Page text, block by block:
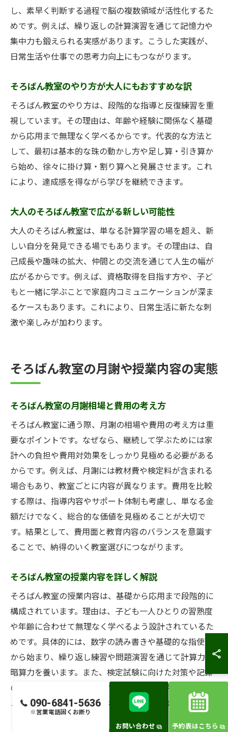
し、素早く判断する過程で脳の複数領域が活性化するた
めです。例えば、繰り返しの計算演習を通じて記憶力や
集中力も鍛えられる実感があります。こうした実践が、
日常生活や仕事での思考力向上にもつながります。
そろばん教室のやり方が大人にもおすすめな訳
そろばん教室のやり方は、段階的な指導と反復練習を重
視しています。その理由は、年齢や経験に関係なく基礎
から応用まで無理なく学べるからです。代表的な方法と
して、最初は基本的な珠の動かし方や足し算・引き算か
ら始め、徐々に掛け算・割り算へと発展させます。これ
により、達成感を得ながら学びを継続できます。
大人のそろばん教室で広がる新しい可能性
大人のそろばん教室は、単なる計算学習の場を超え、新
しい自分を発見できる場でもあります。その理由は、自
己成長や趣味の拡大、仲間との交流を通じて人生の幅が
広がるからです。例えば、資格取得を目指す方や、子ど
もと一緒に学ぶことで家庭内コミュニケーションが深ま
るケースもあります。これにより、日常生活に新たな刺
激や楽しみが加わります。
そろばん教室の月謝や授業内容の実態
そろばん教室の月謝相場と費用の考え方
そろばん教室に通う際、月謝の相場や費用の考え方は重
要なポイントです。なぜなら、継続して学ぶためには家
計への負担や費用対効果をしっかり見極める必要がある
からです。例えば、月謝には教材費や検定料が含まれる
場合もあり、教室ごとに内容が異なります。費用を比較
する際は、指導内容やサポート体制も考慮し、単なる金
額だけでなく、総合的な価値を見極めることが大切で
す。結果として、費用面と教育内容のバランスを意識す
ることで、納得のいく教室選びにつながります。
そろばん教室の授業内容を詳しく解説
そろばん教室の授業内容は、基礎から応用まで段階的に
構成されています。理由は、子ども一人ひとりの習熟度
や年齢に合わせて無理なく学べるよう設計されているた
めです。具体的には、数字の読み書きや基礎的な指使い
から始まり、繰り返し練習や問題演習を通じて計算力や
暗算力を養います。また、検定試験に向けた対策や記録
の振り返りも含まれています。こうした体系的なカリキ
ュラムが、着実な成長をサポートしています。
090-6841-5636
※営業電話固くお断り
お問い合わせ 予約表はこちら